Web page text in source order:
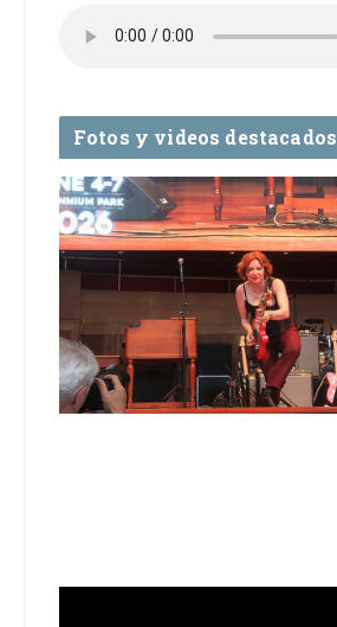
Fotos y videos destacados